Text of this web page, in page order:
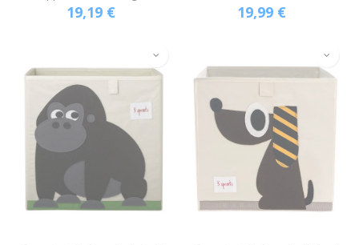
19,19 € 19,99 €